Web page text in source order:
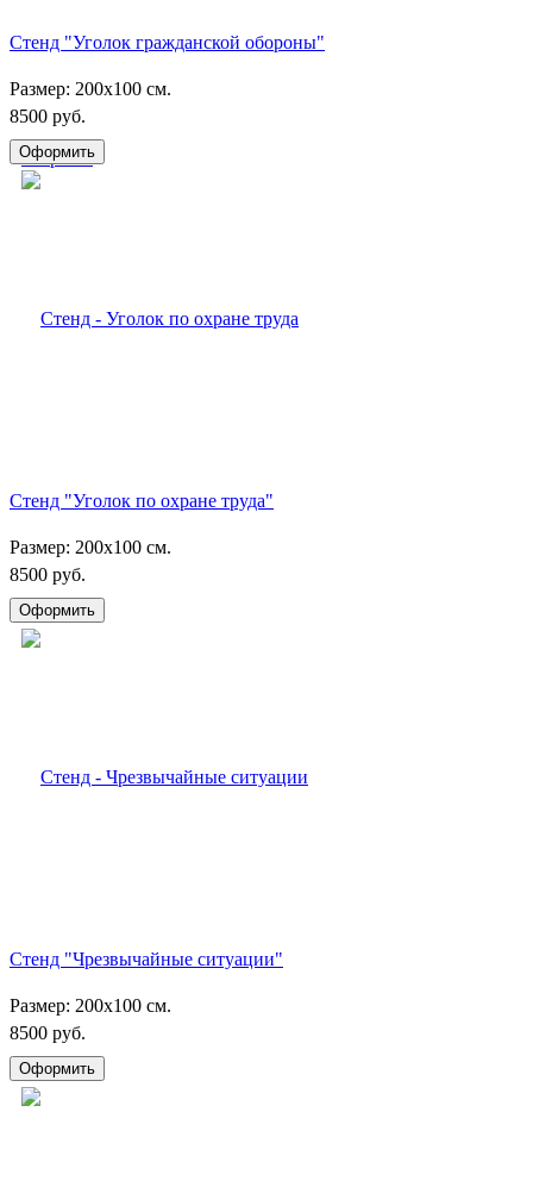
Стенд "Уголок гражданской обороны"
Размер: 200х100 см.
8500 руб.
Стенд "Уголок по охране труда"
Размер: 200х100 см.
8500 руб.
Стенд "Чрезвычайные ситуации"
Размер: 200х100 см.
8500 руб.